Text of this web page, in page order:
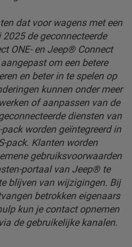
dat voor wagens met een
de geconnecteerde
ONE- en Jeep® Connect
om een betere
en beter in te spelen op
kunnen onder meer
of aanpassen van de
diensten van
worden geïntegreerd in
pack. Klanten worden
gebruiksvoorwaarden
portaal van Jeep® te
blijven van wijzigingen. Bij
betrokken eigenaars
kun je contact opnemen
de gebruikelijke kanalen.